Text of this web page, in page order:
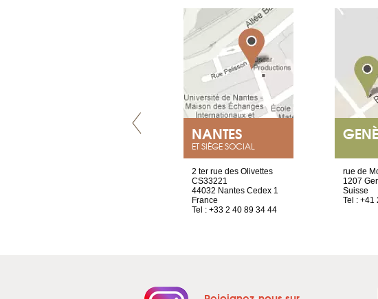
NANTES
ET SIÈGE SOCIAL
2 ter rue des Olivettes
CS33221
44032 Nantes Cedex 1
France
Tel : +33 2 40 89 34 44
rue de
1207
Suisse
Tel : +41